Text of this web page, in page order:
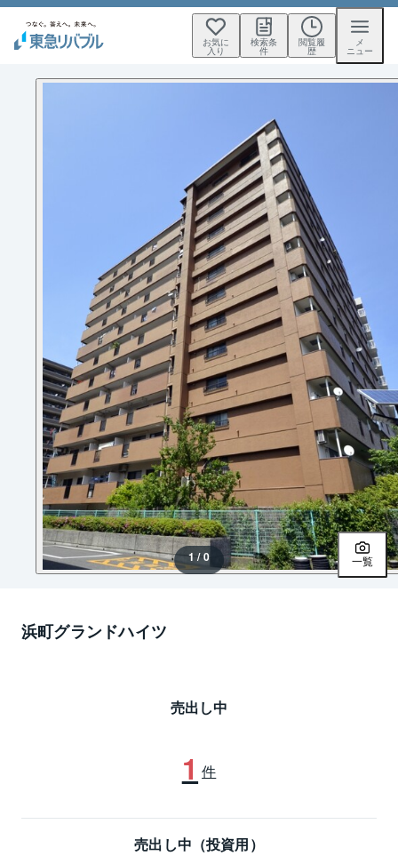
お気に
入り
検索条
件
閲覧履
歴
メ
ニュー
1 / 0 一覧
浜町グランドハイツ
売出し中
1 件
売出し中（投資用）